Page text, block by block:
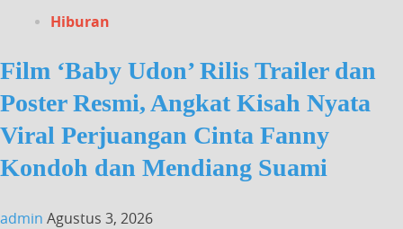
Hiburan
Film ‘Baby Udon’ Rilis Trailer dan
Poster Resmi, Angkat Kisah Nyata
Viral Perjuangan Cinta Fanny
Kondoh dan Mendiang Suami
admin Agustus 3, 2026